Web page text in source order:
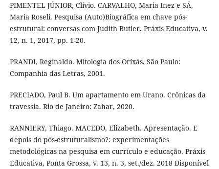
PIMENTEL JÚNIOR, Clívio. CARVALHO, Maria Inez e SÁ,
Maria Roseli. Pesquisa (Auto)Biográfica em chave pós-
estrutural: conversas com Judith Butler. Práxis Educativa, v.
12, n. 1, 2017, pp. 1-20.
PRANDI, Reginaldo. Mitologia dos Orixás. São Paulo:
Companhia das Letras, 2001.
PRECIADO, Paul B. Um apartamento em Urano. Crônicas da
travessia. Rio de Janeiro: Zahar, 2020.
RANNIERY, Thiago. MACEDO, Elizabeth. Apresentação. E
depois do pós-estruturalismo?: experimentações
metodológicas na pesquisa em currículo e educação. Práxis
Educativa, Ponta Grossa, v. 13, n. 3, set./dez. 2018 Disponível